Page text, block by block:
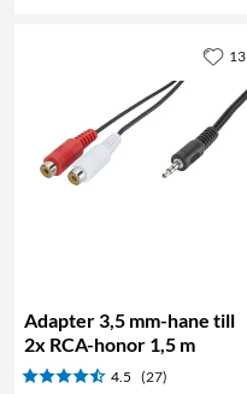
Adapter 3,5 mm-hane till
2x RCA-honor 1,5 m
4.5 (27)
13